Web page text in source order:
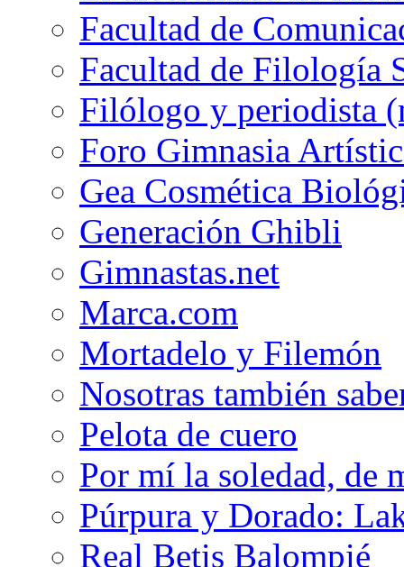
Facultad de
Facultad de Filología
Filólogo y periodista
Foro Gimnasia
Gea Cosmética
Generación Ghibli
Gimnastas.net
Marca.com
Mortadelo y Filemón
Nosotras también
Pelota de cuero
Por mí la soledad, de
Púrpura y Dorado:
Real Betis Balompié